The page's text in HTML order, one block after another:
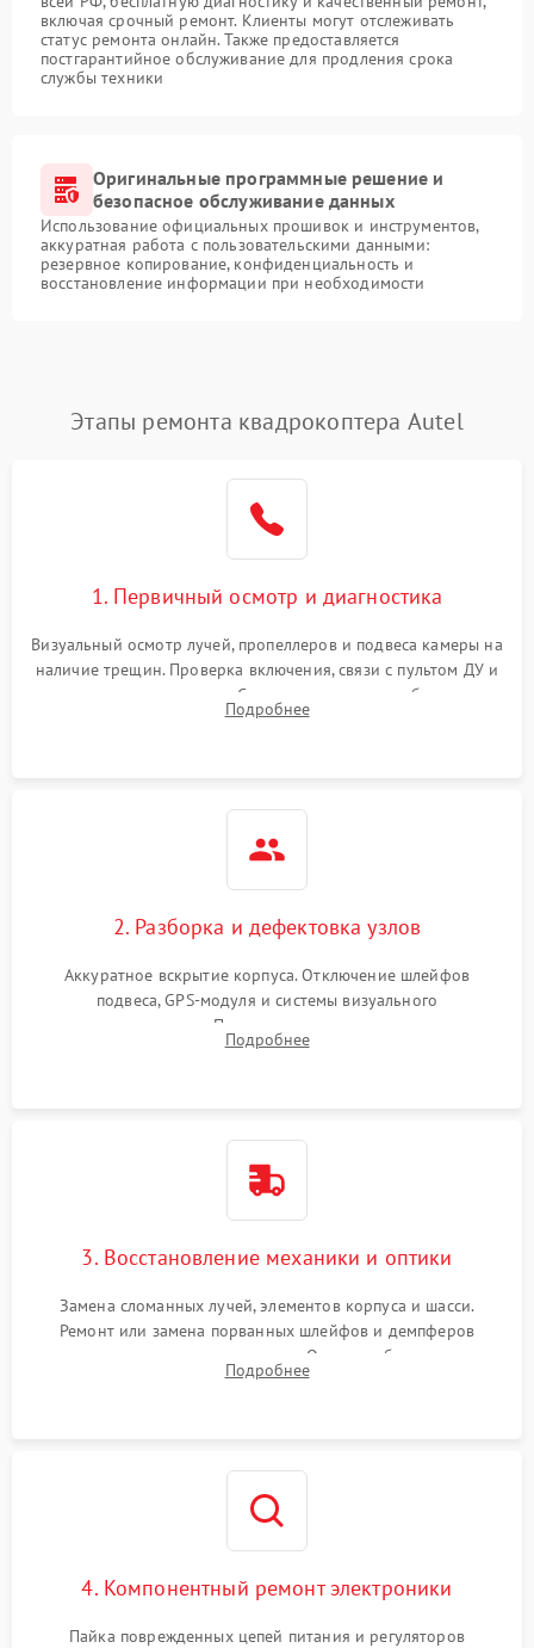
включая срочный ремонт. Клиенты могут отслеживать
статус ремонта онлайн. Также предоставляется
постгарантийное обслуживание для продления срока
службы техники
Оригинальные программные решение и
безопасное обслуживание данных
Использование официальных прошивок и инструментов,
аккуратная работа с пользовательскими данными:
резервное копирование, конфиденциальность и
восстановление информации при необходимости
Этапы ремонта квадрокоптера Autel
1. Первичный осмотр и диагностика
Визуальный осмотр лучей, пропеллеров и подвеса камеры на
наличие трещин. Проверка включения, связи с пультом ДУ и
передачи видеосигнала. Считывание логов ошибок через
полетное ПО для определения характера неисправности.
Подробнее
2. Разборка и дефектовка узлов
Аккуратное вскрытие корпуса. Отключение шлейфов
подвеса, GPS-модуля и системы визуального
позиционирования. Проверка полетного контроллера,
регуляторов оборотов (ESC) и бесколлекторных моторов на
Подробнее
3. Восстановление механики и оптики
Замена сломанных лучей, элементов корпуса и шасси.
Ремонт или замена порванных шлейфов и демпферов
трехосевого подвеса камеры. Очистка объектива,
восстановление механизма фокусировки. Установка новых
Подробнее
4. Компонентный ремонт электроники
Пайка поврежденных цепей питания и регуляторов